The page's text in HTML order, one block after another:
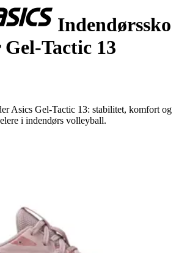
Indendørssko
Tactic 13
Asics Gel-Tactic 13: stabilitet, komfort og
i indendørs volleyball.